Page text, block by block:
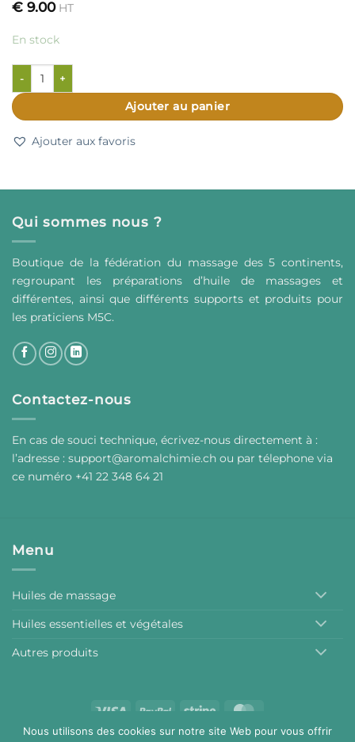
€ 9.00 HT
En stock
Ajouter au panier
Ajouter aux favoris
Qui sommes nous ?
Boutique de la fédération du massage des 5 continents,
regroupant les préparations d’huile de massages et
différentes, ainsi que différents supports et produits pour
les praticiens M5C.
Contactez-nous
En cas de souci technique, écrivez-nous directement à :
l’adresse : support@aromalchimie.ch ou par télephone via
ce numéro +41 22 348 64 21
Menu
Huiles de massage
Huiles essentielles et végétales
Autres produits
Visa PayPal Stripe
Conditions générales de vente Mentions légales
Nous utilisons des cookies sur notre site Web pour vous offrir